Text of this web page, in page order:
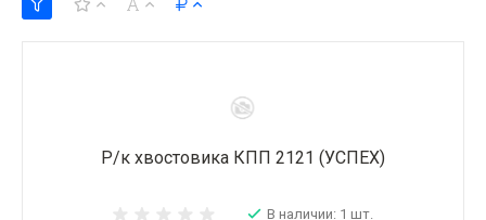
Р/к хвостовика КПП 2121 (УСПЕХ)
В наличии: 1 шт.